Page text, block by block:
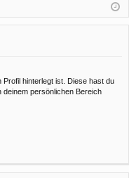
rie
hinterlegt ist. Diese hast du
deinem persönlichen Bereich